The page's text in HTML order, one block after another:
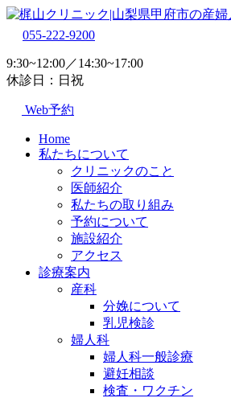
055-222-9200
9:30~12:00／14:30~17:00
休診日：日祝
Web予約
Home
私たちについて
クリニックのこと
医師紹介
私たちの取り組み
予約について
施設紹介
アクセス
診療案内
産科
分娩について
乳児検診
婦人科
婦人科一般診療
避妊相談
検査・ワクチン